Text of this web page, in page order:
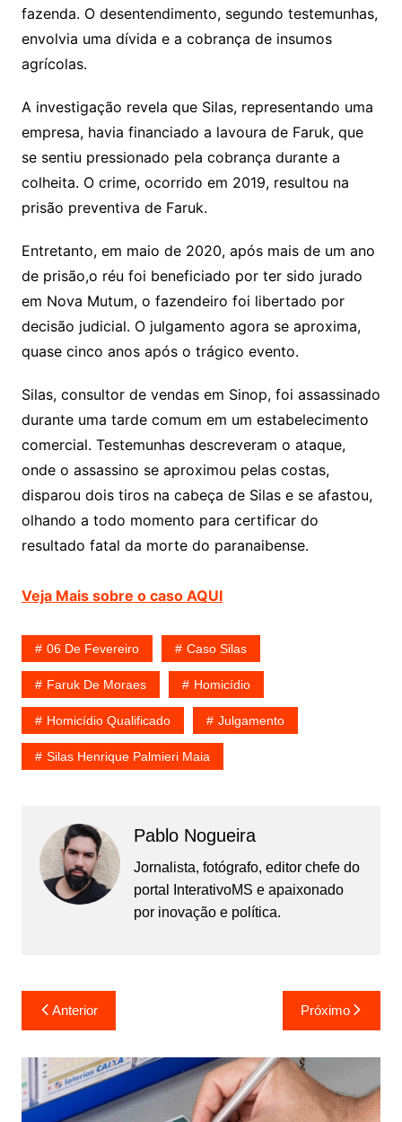
fazenda. O desentendimento, segundo testemunhas,
envolvia uma dívida e a cobrança de insumos
agrícolas.
A investigação revela que Silas, representando uma
empresa, havia financiado a lavoura de Faruk, que
se sentiu pressionado pela cobrança durante a
colheita. O crime, ocorrido em 2019, resultou na
prisão preventiva de Faruk.
Entretanto, em maio de 2020, após mais de um ano
de prisão,o réu foi beneficiado por ter sido jurado
em Nova Mutum, o fazendeiro foi libertado por
decisão judicial. O julgamento agora se aproxima,
quase cinco anos após o trágico evento.
Silas, consultor de vendas em Sinop, foi assassinado
durante uma tarde comum em um estabelecimento
comercial. Testemunhas descreveram o ataque,
onde o assassino se aproximou pelas costas,
disparou dois tiros na cabeça de Silas e se afastou,
olhando a todo momento para certificar do
resultado fatal da morte do paranaibense.
Veja Mais sobre o caso AQUI
06 De Fevereiro Caso Silas
Faruk De Moraes Homicídio
Homicídio Qualificado Julgamento
Silas Henrique Palmieri Maia
Pablo Nogueira
Jornalista, fotógrafo, editor chefe do
portal InterativoMS e apaixonado
por inovação e política.
Navegação
de
Post
Anterior Próximo